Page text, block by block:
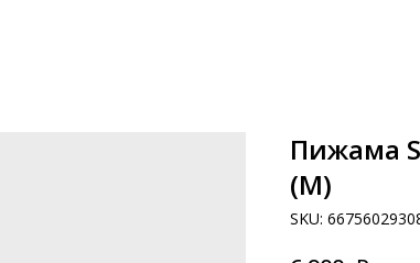
Пижама
(M)
SKU: